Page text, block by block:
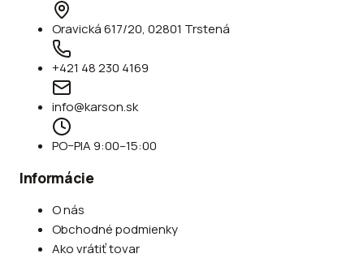
Oravická 617/20, 02801 Trstená
+421 48 230 4169
info@karson.sk
PO–PIA 9:00–15:00
Informácie
O nás
Obchodné podmienky
Ako vrátiť tovar